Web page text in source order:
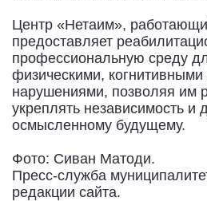
Центр «Нетаим»,
предоставляет
профессиональную среду
физическими, когнитивными
нарушениями, позволяя им
укреплять независимость и
осмысленному будущему.
Фото: Сиван Матоди.
Пресс-служба
редакции сайта.